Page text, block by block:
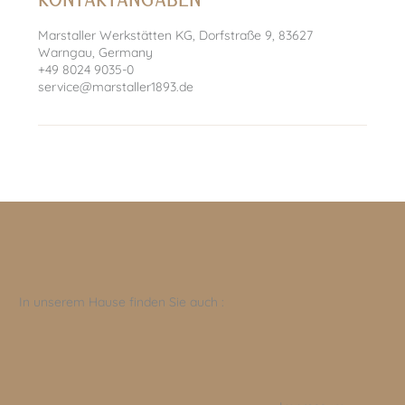
Marstaller Werkstätten KG, Dorfstraße 9, 83627
Warngau, Germany
+49 8024 9035-0
service@marstaller1893.de
In unserem Hause finden Sie auch :